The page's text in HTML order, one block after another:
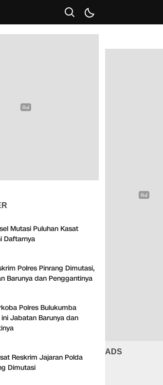
Mutasi Puluhan Kasat
Daftarnya
Polres Pinrang Dimutasi,
Barunya dan Penggantinya
Polres Bulukumba
Jabatan Barunya dan
Reskrim Jajaran Polda
Dimutasi
ADS